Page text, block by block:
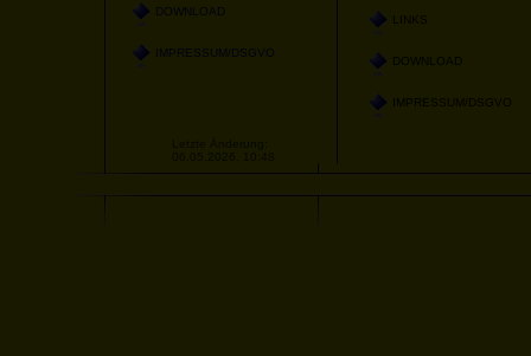
DOWNLOAD
IMPRESSUM/DSGVO
LINKS
DOWNLOAD
IMPRESSUM/DSGVO